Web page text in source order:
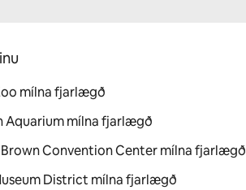
mílna fjarlægð
Aquarium mílna fjarlægð
Brown Convention Center mílna fjarlægð
District mílna fjarlægð